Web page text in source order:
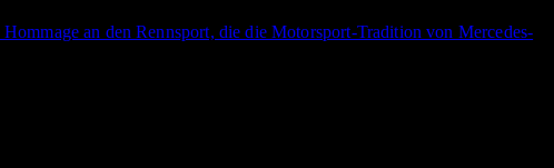
an den Rennsport, die die Motorsport-Tradition von Mercedes-